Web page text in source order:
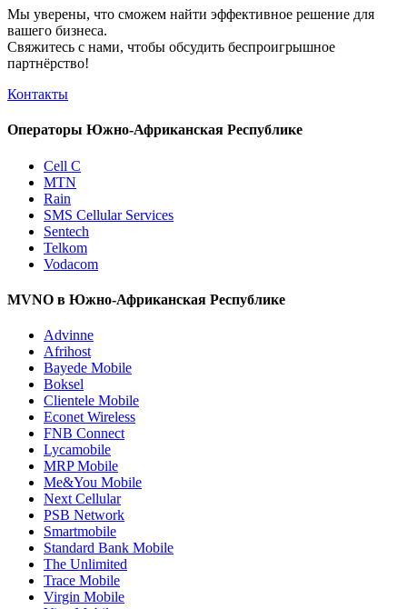
Мы уверены, что сможем найти эффективное решение для
вашего бизнеса.
Свяжитесь с нами, чтобы обсудить беспроигрышное
партнёрство!
Контакты
Операторы Южно-Африканская Республике
Cell C
MTN
Rain
SMS Cellular Services
Sentech
Telkom
Vodacom
MVNO в Южно-Африканская Республике
Advinne
Afrihost
Bayede Mobile
Boksel
Clientele Mobile
Econet Wireless
FNB Connect
Lycamobile
MRP Mobile
Me&You Mobile
Next Cellular
PSB Network
Smartmobile
Standard Bank Mobile
The Unlimited
Trace Mobile
Virgin Mobile